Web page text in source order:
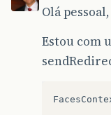
Olá pessoal,
Estou com